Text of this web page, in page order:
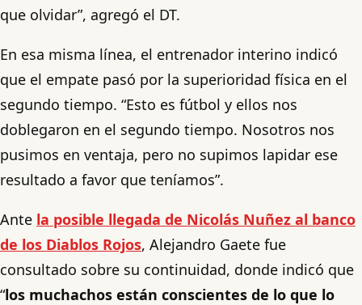
que olvidar”, agregó el DT.
En esa misma línea, el entrenador interino indicó
que el empate pasó por la superioridad física en el
segundo tiempo. “Esto es fútbol y ellos nos
doblegaron en el segundo tiempo. Nosotros nos
pusimos en ventaja, pero no supimos lapidar ese
resultado a favor que teníamos”.
Ante la posible llegada de Nicolás Nuñez al banco
de los Diablos Rojos, Alejandro Gaete fue
consultado sobre su continuidad, donde indicó que
“los muchachos están conscientes de lo que lo